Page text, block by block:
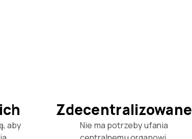
aby
Zdecentralizowane
Nie ma potrzeby ufania